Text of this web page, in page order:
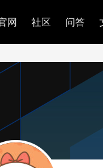
网 社区 问答